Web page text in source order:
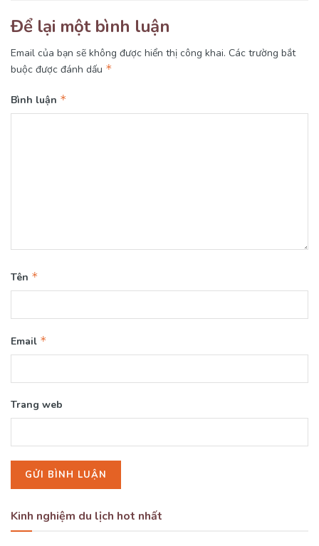
Để lại một bình luận
Email của bạn sẽ không được hiển thị công khai. Các trường bắt
buộc được đánh dấu *
Bình luận *
Tên *
Email *
Trang web
Kinh nghiệm du lịch hot nhất